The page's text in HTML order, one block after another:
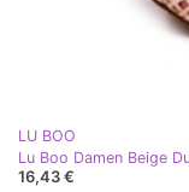
LU BOO
16,43 €